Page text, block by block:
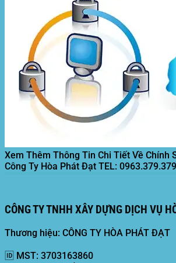
Xem Thêm Thông Tin Chi Tiết Về Chính
Công Ty Hòa Phát Đạt TEL: 0963.379.379
CÔNG TY TNHH XÂY DỰNG DỊCH VỤ
Thương hiệu: CÔNG TY HÒA PHÁT ĐẠT
🆔 MST: 3703163860